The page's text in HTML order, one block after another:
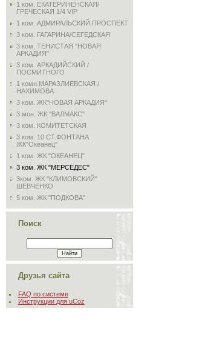
1 ком. ЕКАТЕРИНЕНСКАЯ/
ГРЕЧЕСКАЯ 1/4 VIP
1 ком. АДМИРАЛЬСКИЙ ПРОСПЕКТ
3 ком. ГАГАРИНА/СЕГЕДСКАЯ
3 ком. ТЕНИСТАЯ "НОВАЯ
АРКАДИЯ"
3 ком. АРКАДИЙСКИЙ /
ПОСМИТНОГО
1 комн.МАРАЗЛИЕВСКАЯ /
НАХИМОВА
3 ком. ЖК"НОВАЯ АРКАДИЯ"
3 мон. ЖК "ВАЛМАКС"
3 ком. КОМИТЕТСКАЯ
3 ком. 10 СТ.ФОНТАНА
ЖК"Океанец"
1 ком. ЖК "ОКЕАНЕЦ"
3 ком. ЖК "МЕРСЕДЕС"
3ком. ЖК "КЛИМОВСКИЙ"
ШЕВЧЕНКО
5 ком. ЖК "ПОДКОВА"
Поиск
Друзья сайта
FAQ по системе
Инструкции для uCoz